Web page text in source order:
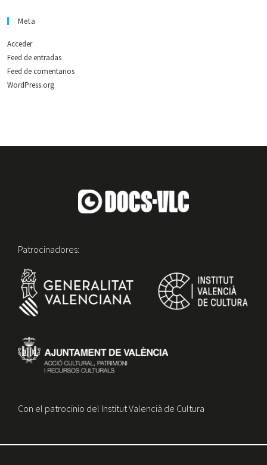
Meta
Acceder
Feed de entradas
Feed de comentarios
WordPress.org
Patrocinadores:
Con el patrocinio del Institut Valencià de Cultura